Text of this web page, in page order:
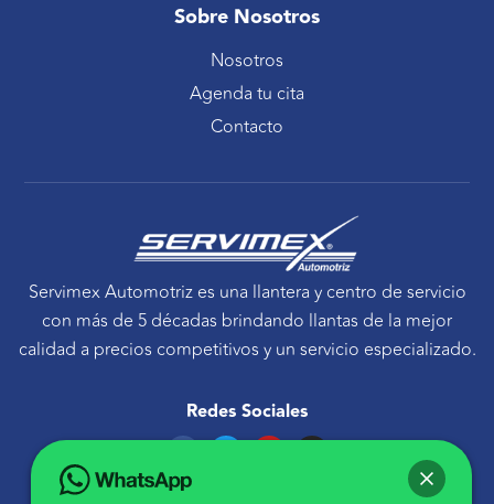
Sobre Nosotros
Nosotros
Agenda tu cita
Contacto
Servimex Automotriz es una llantera y centro de servicio
con más de 5 décadas brindando llantas de la mejor
calidad a precios competitivos y un servicio especializado.
Redes Sociales
F
c
e
T Y I